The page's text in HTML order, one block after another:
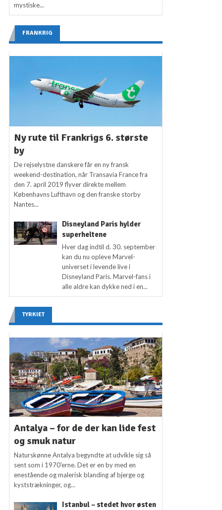
mystiske...
FRANKRIG
Ny rute til Frankrigs 6. største
by
De rejselystne danskere får en ny fransk
weekend-destination, når Transavia France fra
den 7. april 2019 flyver direkte mellem
Københavns Lufthavn og den franske storby
Nantes...
Disneyland Paris hylder
superheltene
Hver dag indtil d. 30. september
kan du nu opleve Marvel-
universet i levende live i
Disneyland Paris. Marvel-fans i
alle aldre kan dykke ned i en...
TYRKIET
Antalya – for de der kan lide fest
og smuk natur
Naturskønne Antalya begyndte at udvikle sig så
sent som i 1970’erne. Det er en by med en
enestående og malerisk blanding af bjerge og
kyststrækninger, og...
Istanbul – stedet hvor østen